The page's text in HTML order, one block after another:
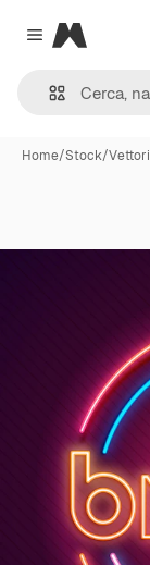
Close menu
Magnific
Home/Stock/Vettori